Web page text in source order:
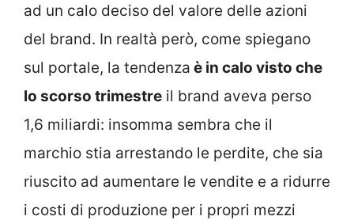
ad un calo deciso del valore delle azioni
del brand. In realtà però, come spiegano
sul portale, la tendenza è in calo visto che
lo scorso trimestre il brand aveva perso
1,6 miliardi: insomma sembra che il
marchio stia arrestando le perdite, che sia
riuscito ad aumentare le vendite e a ridurre
i costi di produzione per i propri mezzi